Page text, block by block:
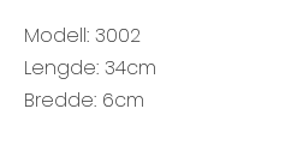
Modell: 3002
Lengde: 34cm
Bredde: 6cm